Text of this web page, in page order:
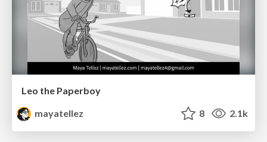
Leo the Paperboy
mayatellez
8 2.1k